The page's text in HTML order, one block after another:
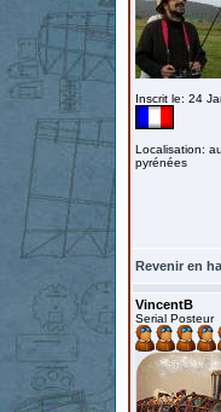
Inscrit le: 24
Localisation:
pyrénées
Revenir en
VincentB
Serial Posteur